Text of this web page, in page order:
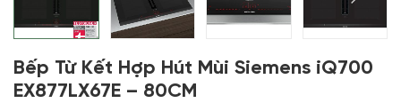
Bếp Từ Kết Hợp Hút Mùi Siemens iQ700
EX877LX67E – 80CM